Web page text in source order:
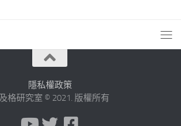
隱私權政策
格研究室 © 2021. 版權所有